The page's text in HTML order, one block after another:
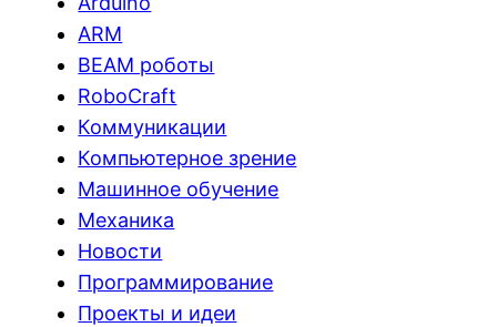
ARM
BEAM роботы
RoboCraft
Коммуникации
Компьютерное зрение
Машинное обучение
Механика
Новости
Программирование
Проекты и идеи